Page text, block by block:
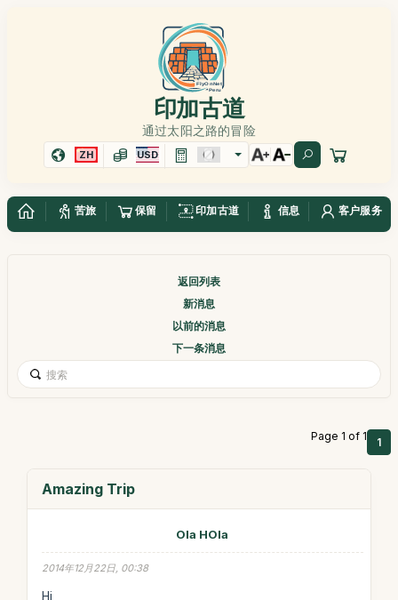
印加古道
通过太阳之路的冒险
ZH USD
苦旅 保留 印加古道 信息 客户服务
返回列表
新消息
以前的消息
下一条消息
Page 1 of 1 1
Amazing Trip
Ola HOla
2014年12月22日, 00:38
Hi